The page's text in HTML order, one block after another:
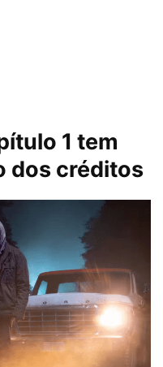
1 tem
dos créditos